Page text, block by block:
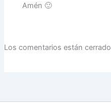
Amén 🙂
Los comentarios están